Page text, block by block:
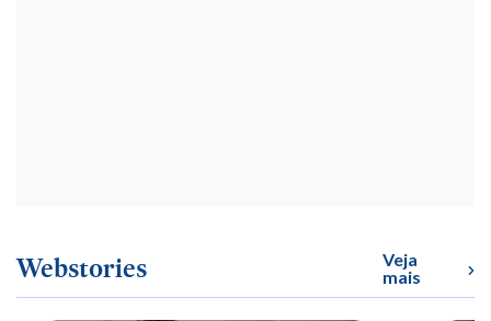
Webstories
Veja
mais